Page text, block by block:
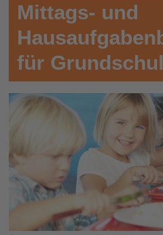
Projekte
Unterstützen
Mittags- und
für